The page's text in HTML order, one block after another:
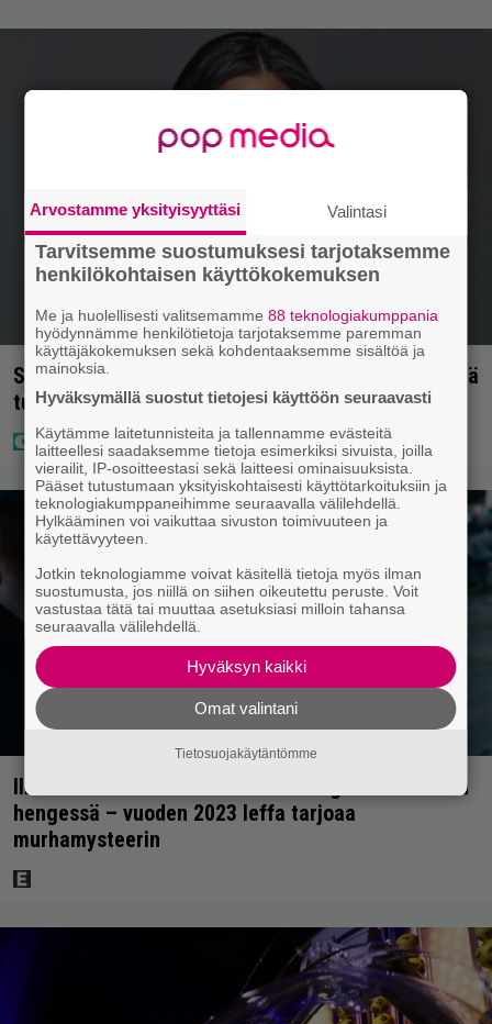
Sofia Belórfin omaisuutta myynnissä – jälleenmyyjä
tulee Suomesta
Illalla tv:ssä: Perinteinen dekkari Agatha Christien
hengessä – vuoden 2023 leffa tarjoaa
murhamysteerin
Arvostamme yksityisyyttäsi Valintasi
Tarvitsemme suostumuksesi tarjotaksemme
henkilökohtaisen käyttökokemuksen
Me ja huolellisesti valitsemamme88 teknologiakumppania
hyödynnämme henkilötietoja tarjotaksemme paremman
käyttäjäkokemuksen sekä kohdentaaksemme sisältöä ja
mainoksia.
Hyväksymällä suostut tietojesi käyttöön seuraavasti
Käytämme laitetunnisteita ja tallennamme evästeitä
laitteellesi saadaksemme tietoja esimerkiksi sivuista, joilla
vierailit, IP-osoitteestasi sekä laitteesi ominaisuuksista.
Pääset tutustumaan yksityiskohtaisesti käyttötarkoituksiin ja
teknologiakumppaneihimme seuraavalla välilehdellä.
Hylkääminen voi vaikuttaa sivuston toimivuuteen ja
käytettävyyteen.
Jotkin teknologiamme voivat käsitellä tietoja myös ilman
suostumusta, jos niillä on siihen oikeutettu peruste. Voit
vastustaa tätä tai muuttaa asetuksiasi milloin tahansa
seuraavalla välilehdellä.
Hyväksyn kaikki
Omat valintani
Tietosuojakäytäntömme